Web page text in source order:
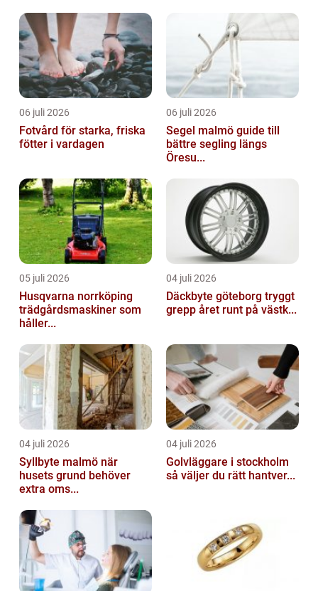
06 juli 2026
Fotvård för starka, friska
fötter i vardagen
06 juli 2026
Segel malmö guide till
bättre segling längs
Öresu...
05 juli 2026
Husqvarna norrköping
trädgårdsmaskiner som
håller...
04 juli 2026
Däckbyte göteborg tryggt
grepp året runt på västk...
04 juli 2026
Syllbyte malmö när
husets grund behöver
extra oms...
04 juli 2026
Golvläggare i stockholm
så väljer du rätt hantver...